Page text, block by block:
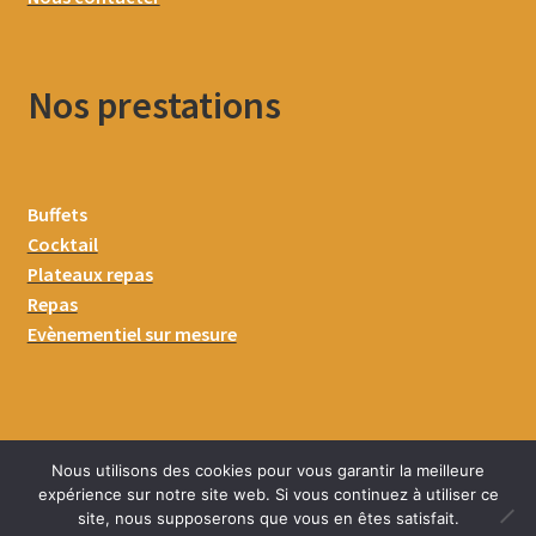
Nos prestations
Buffets
Cocktail
Plateaux repas
Repas
Evènementiel sur mesure
Nous utilisons des cookies pour vous garantir la meilleure
expérience sur notre site web. Si vous continuez à utiliser ce
site, nous supposerons que vous en êtes satisfait.